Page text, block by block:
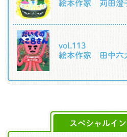
絵本作家 苅田澄
vol.113
絵本作家 田中六
スペシャルイ